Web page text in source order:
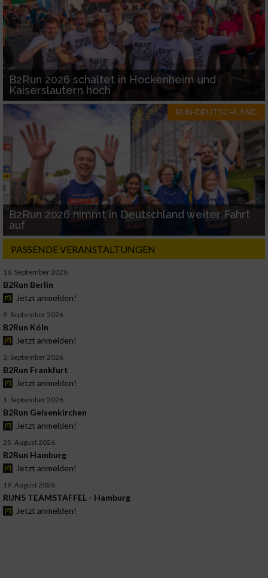
B2Run 2026 schaltet in Hockenheim und
Kaiserslautern hoch
RUN-DEUTSCHLAND
B2Run 2026 nimmt in Deutschland weiter Fahrt
auf
PASSENDE VERANSTALTUNGEN
16. September 2026
B2Run Berlin
Jetzt anmelden!
9. September 2026
B2Run Köln
Jetzt anmelden!
3. September 2026
B2Run Frankfurt
Jetzt anmelden!
1. September 2026
B2Run Gelsenkirchen
Jetzt anmelden!
25. August 2026
B2Run Hamburg
Jetzt anmelden!
19. August 2026
RUN5 TEAMSTAFFEL - Hamburg
Jetzt anmelden!